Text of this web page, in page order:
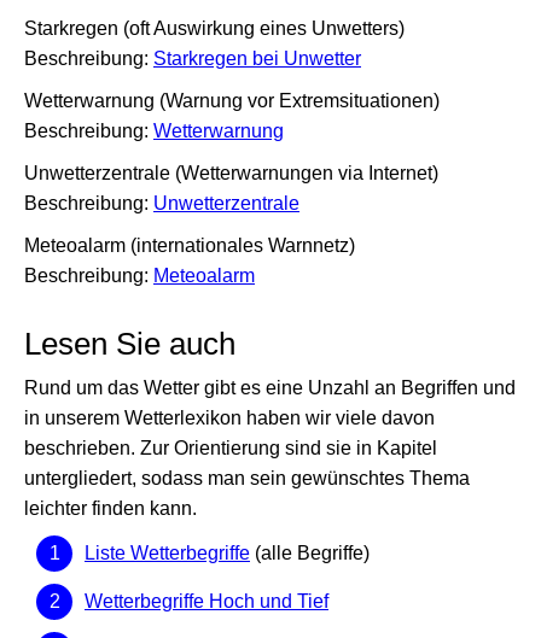
Starkregen (oft Auswirkung eines Unwetters)
Beschreibung: Starkregen bei Unwetter
Wetterwarnung (Warnung vor Extremsituationen)
Beschreibung: Wetterwarnung
Unwetterzentrale (Wetterwarnungen via Internet)
Beschreibung: Unwetterzentrale
Meteoalarm (internationales Warnnetz)
Beschreibung: Meteoalarm
Lesen Sie auch
Rund um das Wetter gibt es eine Unzahl an Begriffen und
in unserem Wetterlexikon haben wir viele davon
beschrieben. Zur Orientierung sind sie in Kapitel
untergliedert, sodass man sein gewünschtes Thema
leichter finden kann.
Liste Wetterbegriffe (alle Begriffe)
Wetterbegriffe Hoch und Tief